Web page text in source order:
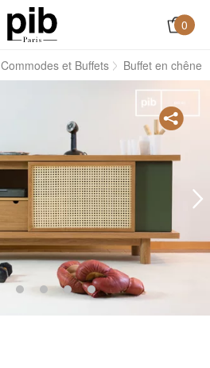
0
Commodes et Buffets Buffet en chêne